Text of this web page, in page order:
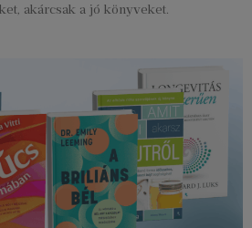
akárcsak a jó könyveket.